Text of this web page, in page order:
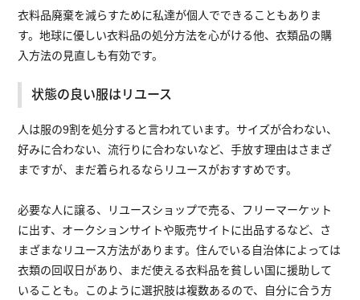
衣料品廃棄を減らすために私達が個人でできることもありま
す。地球に優しい衣料品の処分方法を心がける他、衣類品の購
入方法の見直しも有効です。
状態の良い服はリユース
人は服の9割を処分すると言われています。サイズが合わない、
好みに合わない、流行りに合わないなど、手放す理由はさまざ
まですが、まだ着られるならリユースがおすすめです。
必要な人に譲る、リユースショップで売る、フリーマーケット
に出す、オークションサイトや販売サイトに出品するなど、さ
まざまなリユース方法があります。住んでいる自治体によっては
衣類の回収日があり、まだ使える衣料品を貧しい国に援助して
いることも。このように選択肢は複数あるので、自分に合う方